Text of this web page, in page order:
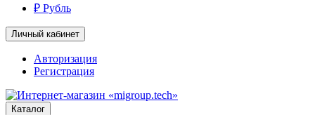
₽ Рубль
Личный кабинет
Авторизация
Регистрация
Каталог